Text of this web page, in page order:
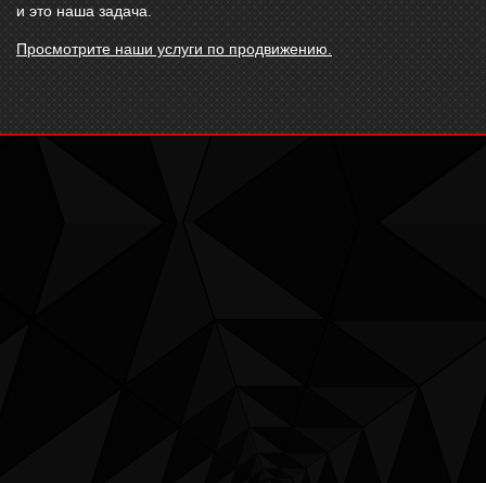
и это наша задача.
Просмотрите наши услуги по продвижению.